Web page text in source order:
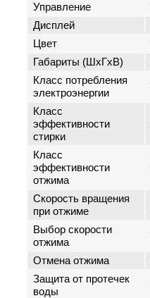
Управление
Дисплей
Цвет
Габариты (ШxГxВ)
Класс потребления
электроэнергии
Класс
эффективности
стирки
Класс
эффективности
отжима
Скорость вращения
при отжиме
Выбор скорости
отжима
Отмена отжима
Защита от протечек
воды